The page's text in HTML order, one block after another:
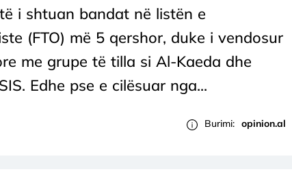
i shtuan bandat në listën e
(FTO) më 5 qershor, duke i vendosur
me grupe të tilla si Al-Kaeda dhe
Edhe pse e cilësuar nga...
Burimi: opinion.al